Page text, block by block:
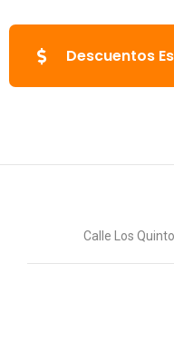
Descuentos
Calle Los